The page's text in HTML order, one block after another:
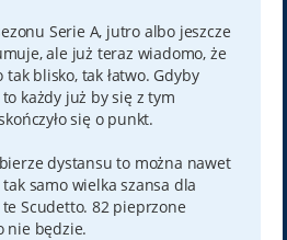
Serie A, jutro albo jeszcze
ale już teraz wiadomo, że
blisko, tak łatwo. Gdyby
każdy już by się z tym
się o punkt.
dystansu to można nawet
samo wielka szansa dla
Scudetto. 82 pieprzone
nie będzie.